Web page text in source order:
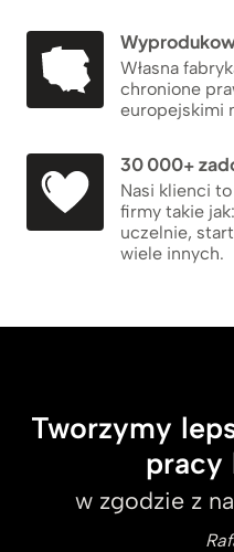
Własna
chronione
europejskimi
30 000+
Nasi klienci
firmy takie
uczelnie,
wiele innych.
Tworzymy
pracy
w zgodzie z